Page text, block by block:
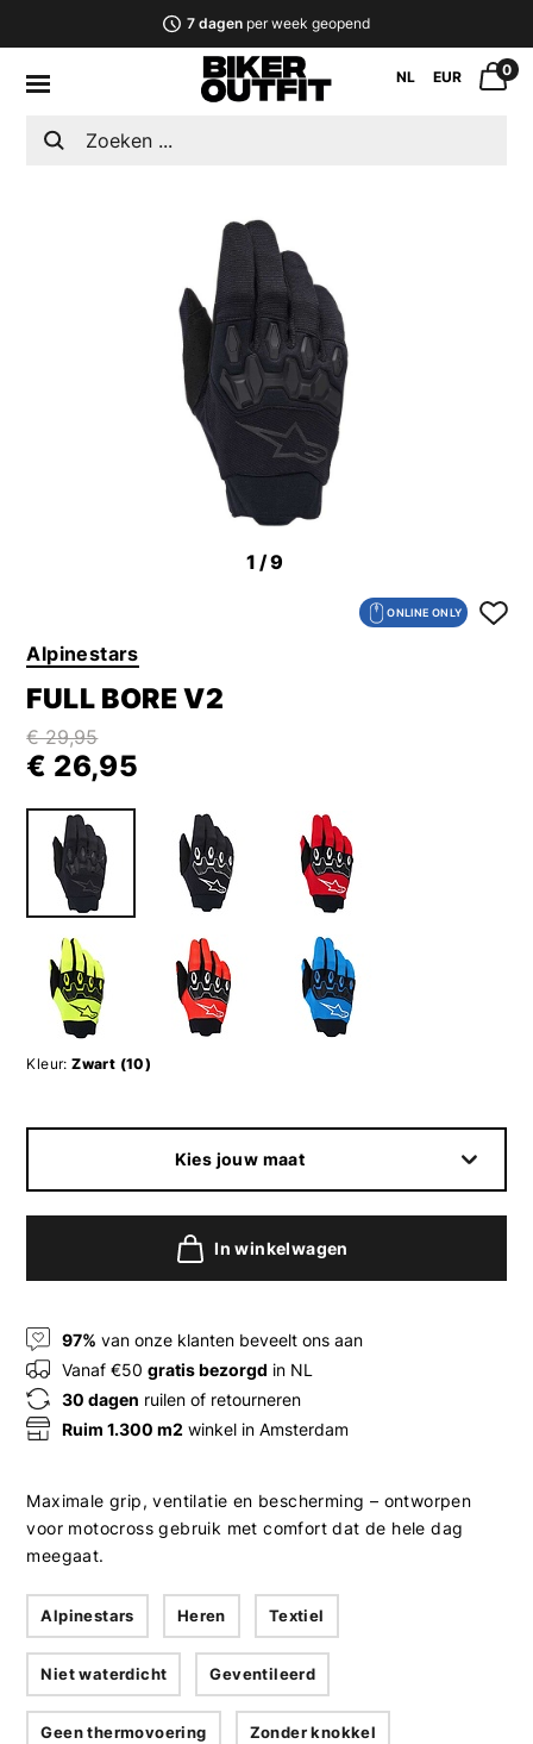
7 dagenper week geopend
NL EUR 0
1 /9
ONLINE ONLY
Alpinestars
FULL BORE V2
€ 29,95
€ 26,95
Kleur: Zwart (10)
Kies jouw maat
In winkelwagen
97% van onze klanten beveelt ons aan
Vanaf €50gratis bezorgd in NL
30 dagen ruilen of retourneren
Ruim 1.300 m2 winkel in Amsterdam
Maximale grip, ventilatie en bescherming – ontworpen
voor motocross gebruik met comfort dat de hele dag
meegaat.
Alpinestars Heren Textiel
Niet waterdicht Geventileerd
Geen thermovoering Zonder knokkel